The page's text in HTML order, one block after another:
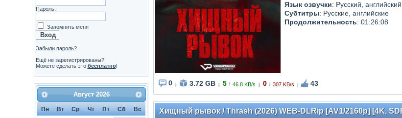
Пароль:
Запомнить меня
Забыли пароль?
Ещё не зарегистрированы?
Можете сделать это бесплатно!
Август 2026
Пн Вт Ср Чт Пт Сб
Вс
Язык озвучки: Русский, английский
Субтитры: Русские, английские
Продолжительность: 01:26:08
0 3.72 GB 5 ↑ 46.8 KB/s 0 ↓ 307 KB/s 43
Хищный рывок / Thrash (2026) WEB-DLRip [AV1/2160p] [4K,